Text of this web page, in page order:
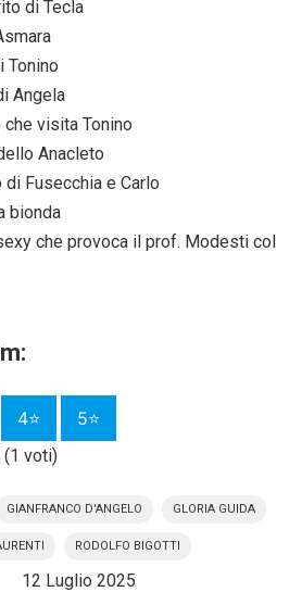
di Tecla
Tonino
Angela
visita Tonino
Anacleto
Fusecchia e Carlo
bionda
che provoca il prof. Modesti col
4⭐ 5⭐
(1 voti)
GIANFRANCO D'ANGELO GLORIA GUIDA
RODOLFO BIGOTTI
12 Luglio 2025